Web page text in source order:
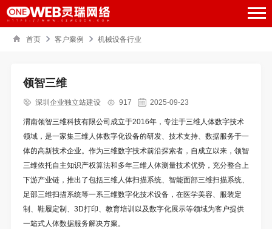
首页 客户案例 机械设备行业
领智三维
深圳企业独立站建设 917
2025-09-23
渭南领智三维科技有限公司成立于2016年，专注于三维人体数字技术
领域，是一家集三维人体数字化设备的研发、技术支持、数据服务于一
体的高新技术企业。作为三维数字技术前沿探索者，自成立以来，领智
三维依托自主知识产权算法和多年三维人体测量技术优势，充分整合上
下游产业链，推出了包括三维人体扫描系统、智能面部三维扫描系统、
足部三维扫描系统等一系三维数字化技术设备，在医学美容、服装定
制、鞋履定制、3D打印、教育培训以及数字化展示等领域为客户提供
一站式人体数据服务解决方案。